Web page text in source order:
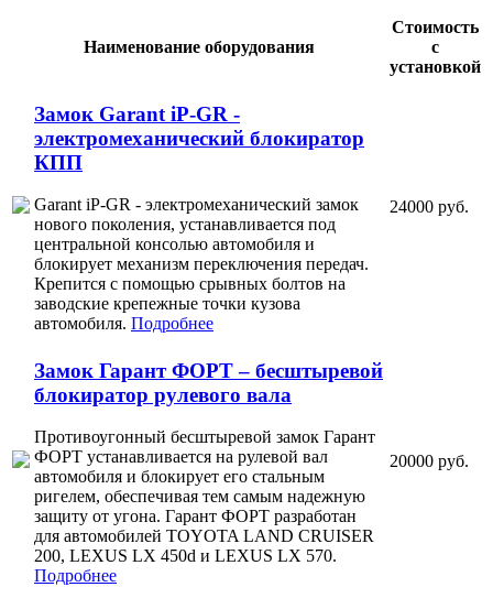
Наименование оборудования
Стоимость
с
установкой
Замок Garant iP-GR -
электромеханический блокиратор
КПП
Garant iP-GR - электромеханический замок
нового поколения, устанавливается под
центральной консолью автомобиля и
блокирует механизм переключения передач.
Крепится с помощью срывных болтов на
заводские крепежные точки кузова
автомобиля. Подробнее
24000 руб.
Замок Гарант ФОРТ – бесштыревой
блокиратор рулевого вала
Противоугонный бесштыревой замок Гарант
ФОРТ устанавливается на рулевой вал
автомобиля и блокирует его стальным
ригелем, обеспечивая тем самым надежную
защиту от угона. Гарант ФОРТ разработан
для автомобилей TOYOTA LAND CRUISER
200, LEXUS LX 450d и LEXUS LX 570.
Подробнее
20000 руб.